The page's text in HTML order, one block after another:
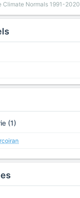
Climate Normals 1991-2020
(1)